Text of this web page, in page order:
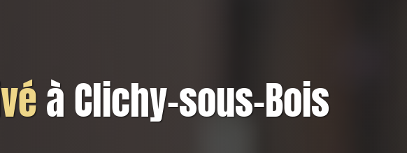
à Clichy-sous-Bois